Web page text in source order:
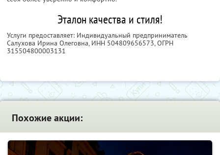
Эталон качества и стиля!
Услуги предоставляет: Индивидуальный предприниматель
Салухова Ирина Олеговна, ИНН 504809656573, ОГРН
315504800003131
Похожие акции: